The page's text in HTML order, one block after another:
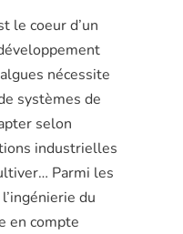
le coeur d’un
nécessite
systèmes de
selon
industrielles
Parmi les
du
en compte